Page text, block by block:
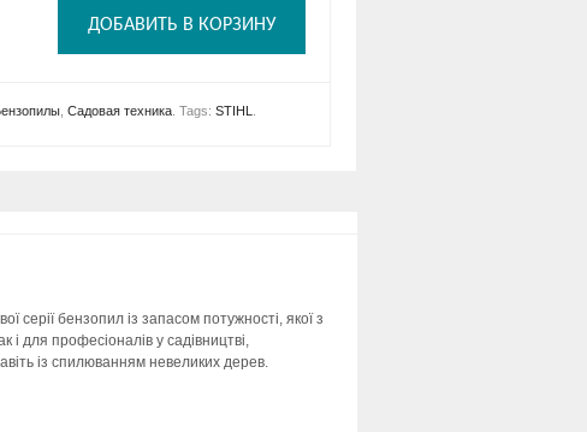
ДОБАВИТЬ В КОРЗИНУ
Садовая техника Tags: STIHL
серії бензопил із запасом потужності, якої з
для професіоналів у садівництві,
із спилюванням невеликих дерев.